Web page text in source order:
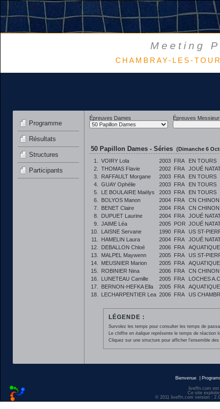
Meeting
CHAMBRAY-LES-
Programme
Résultats
Structures
Participants
Épreuves Dames Épreuves
50 Papillon Dames - Séries (Dimanche 6
1.
VOIRY Lola 2003 FRA
EN TOURS
2.
THOMAS Flavie 2002 FRA
JOUÉ
3.
RAFFAULT Morgane 2003 FRA
EN TOURS
4.
GUAY Ophélie 2003 FRA
EN TOURS
5.
LE BOULAIRE Maëlys 2003 FRA
EN TOURS
6.
BOLYOS Manon 2004 FRA
CN CHINON
7.
BENET Claire 2004 FRA
CN CHINON
8.
DUPUET Laurine 2004 FRA
JOUÉ
9.
JAIME Léa 2005 POR JOUÉ
10.
LAISNE Servane 1990 FRA
US ST-
11.
HAMELIN Laura 2004 FRA
JOUÉ
12.
DEBALLON Chloé 2006 FRA
13.
MALPEL Maywenn 2005 FRA
US ST-
14.
MEUSNIER Marion 2005 FRA
15.
ROBINIER Nina 2006 FRA
CN CHINON
16.
LUNETEAU Camille 2005 FRA
LOCHES
17.
BERNON-HEFKA Ella 2005 FRA
18.
LECHARPENTIER Lea 2006 FRA US
LÉGENDE :
Survolez les temps pour consulter les temps de
Le chiffre en italiquereprésente le temps de réaction
Cliquez sur une structure pour afficher l'ensemble
Bienvenue
liveffn.com
Ce site
© 2011 liveffn.com version :